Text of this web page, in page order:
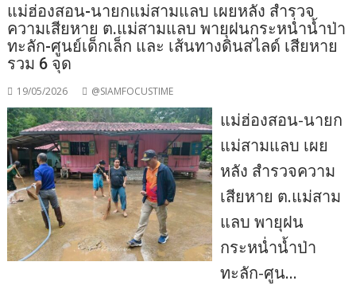
แม่ฮ่องสอน-นายกแม่สามแลบ เผยหลัง สำรวจ
ความเสียหาย ต.แม่สามแลบ พายุฝนกระหน่ำน้ำป่า
ทะลัก-ศูนย์เด็กเล็ก และ เส้นทางดินสไลด์ เสียหาย
รวม 6 จุด
19/05/2026 @SIAMFOCUSTIME
แม่ฮ่องสอน-นายก
แม่สามแลบ เผย
หลัง สำรวจความ
เสียหาย ต.แม่สาม
แลบ พายุฝน
กระหน่ำน้ำป่า
ทะลัก-ศูน…